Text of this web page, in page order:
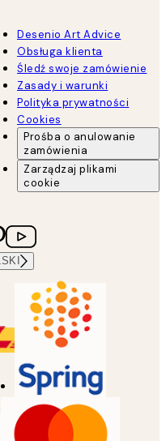
Desenio Art Advice
Obsługa klienta
Śledź swoje zamówienie
Zasady i warunki
Polityka prywatności
Cookies
Prośba o anulowanie
zamówienia
Zarządzaj plikami
cookie